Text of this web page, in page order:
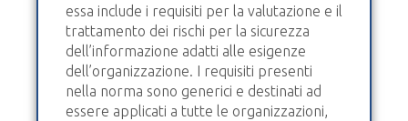
essa include i requisiti per la valutazione e il
trattamento dei rischi per la sicurezza
dell’informazione adatti alle esigenze
dell’organizzazione. I requisiti presenti
nella norma sono generici e destinati ad
essere applicati a tutte le organizzazioni,